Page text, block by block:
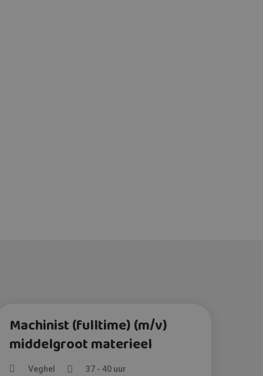
Machinist (fulltime) (m/v)
middelgroot materieel
Veghel
37 - 40 uur